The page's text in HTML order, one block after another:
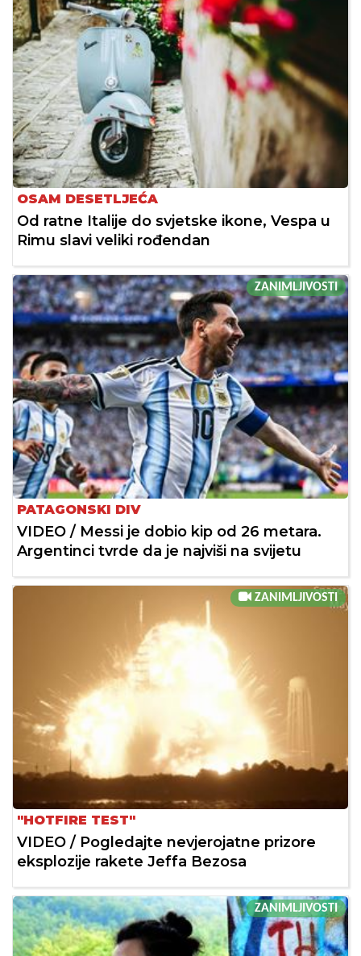
OSAM DESETLJEĆA
Od ratne Italije do svjetske ikone, Vespa u
Rimu slavi veliki rođendan
ZANIMLJIVOSTI
PATAGONSKI DIV
VIDEO / Messi je dobio kip od 26 metara.
Argentinci tvrde da je najviši na svijetu
ZANIMLJIVOSTI
"HOTFIRE TEST"
VIDEO / Pogledajte nevjerojatne prizore
eksplozije rakete Jeffa Bezosa
ZANIMLJIVOSTI